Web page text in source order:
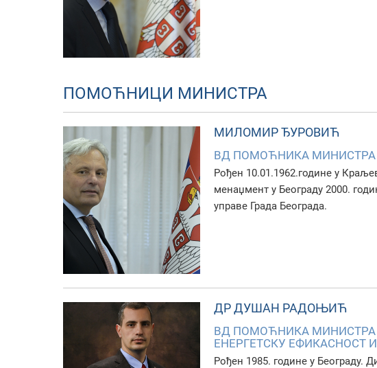
ПОМОЋНИЦИ МИНИСТРА
МИЛОМИР ЂУРОВИЋ
ВД ПОМОЋНИКА МИНИСТРА
Рођен 10.01.1962.године у
менаџмент у Београду 2000.
управе Града Београда.
ДР ДУШАН РАДОЊИЋ
ВД ПОМОЋНИКА МИНИСТРА
ЕНЕРГЕТСКУ ЕФИКАСНОСТ
Рођен 1985. године у Београду.